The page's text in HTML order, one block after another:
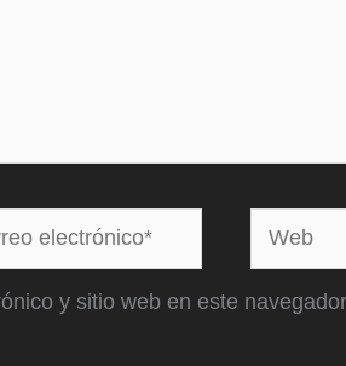
Web
y sitio web en este